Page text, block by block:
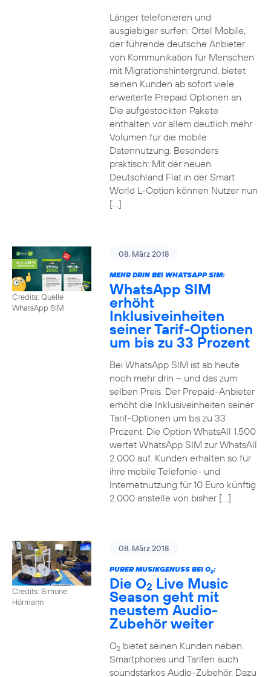
Länger telefonieren und
ausgiebiger surfen: Ortel Mobile,
der führende deutsche Anbieter
von Kommunikation für Menschen
mit Migrationshintergrund, bietet
seinen Kunden ab sofort viele
erweiterte Prepaid Optionen an.
Die aufgestockten Pakete
enthalten vor allem deutlich mehr
Volumen für die mobile
Datennutzung. Besonders
praktisch: Mit der neuen
Deutschland Flat in der Smart
World L-Option können Nutzer nun
[…]
Credits: Quelle
WhatsApp SIM
08. März 2018
MEHR DRIN BEI WHATSAPP SIM:
WhatsApp SIM
erhöht
Inklusiveinheiten
seiner Tarif-Optionen
um bis zu 33 Prozent
Bei WhatsApp SIM ist ab heute
noch mehr drin – und das zum
selben Preis. Der Prepaid-Anbieter
erhöht die Inklusiveinheiten seiner
Tarif-Optionen um bis zu 33
Prozent. Die Option WhatsAll 1.500
wertet WhatsApp SIM zur WhatsAll
2.000 auf. Kunden erhalten so für
ihre mobile Telefonie- und
Internetnutzung für 10 Euro künftig
2.000 anstelle von bisher […]
Credits: Simone
Hörmann
08. März 2018
PURER MUSIKGENUSS BEI O2:
Die O2 Live Music
Season geht mit
neustem Audio-
Zubehör weiter
O2bietet seinen Kunden neben
Smartphones und Tarifen auch
soundstarkes Audio-Zubehör. Dazu